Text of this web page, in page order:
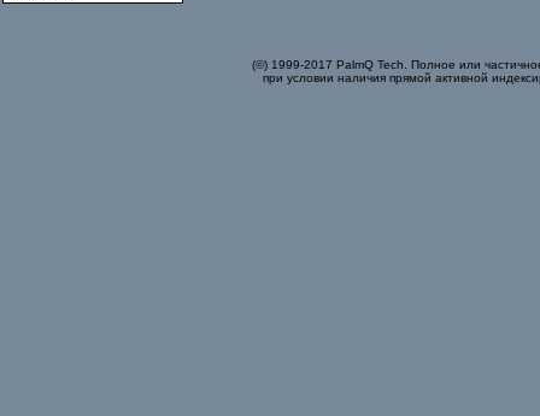
(©) 1999-2017 PalmQ Tech. Полное или
при условии наличия прямой активной